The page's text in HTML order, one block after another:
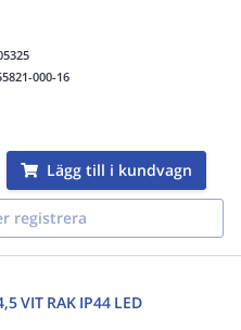
000-16
Lägg till i kundvagn
registrera
VIT RAK IP44 LED